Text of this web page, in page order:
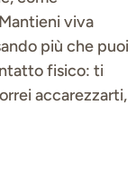
viva
più che puoi
fisico: ti
accarezzarti,